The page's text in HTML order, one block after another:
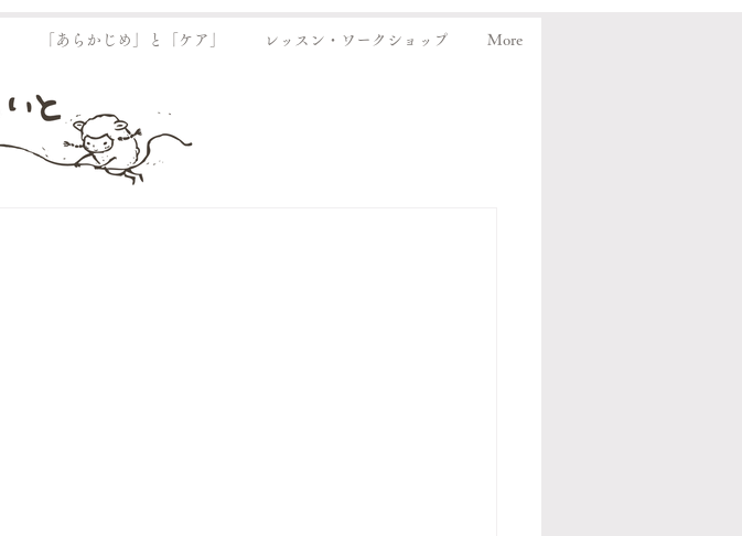
「あらかじめ」と「ケア」 レッスン・ワークショップ More